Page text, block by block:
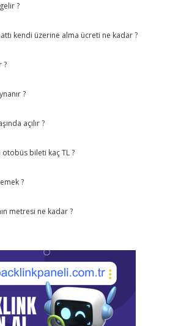
?
kendi üzerine alma ücreti ne kadar ?
?
?
açılır ?
otobüs bileti kaç TL ?
?
metresi ne kadar ?